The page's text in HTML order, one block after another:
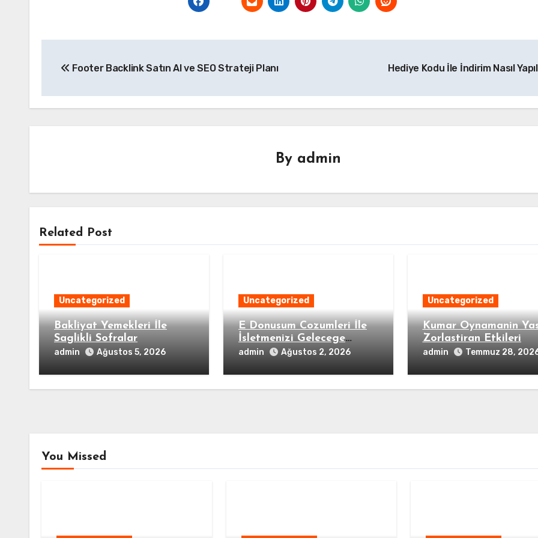
gezinmesi
Footer Backlink Satın Al ve SEO Strateji Planı Hediye Kodu İle İndirim Nasıl
By admin
Related Post
Uncategorized
Bakliyat Yemekleri İle
Saglikli Sofralar
admin Ağustos 5, 2026
Uncategorized
E Donusum Cozumleri İle
İsletmenizi Gelecege
Hazirlayin
admin Ağustos 2, 2026
Uncategorized
Kumar Oynamanin
Zorlastiran Etkileri
admin Temmuz 28,
You Missed